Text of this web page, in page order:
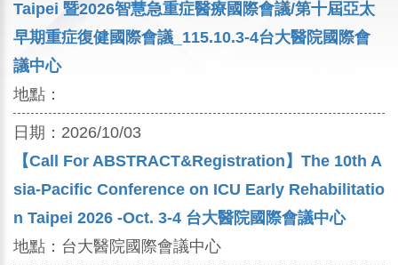
Taipei 暨2026智慧急重症醫療國際會議/第十屆亞太
早期重症復健國際會議_115.10.3-4台大醫院國際會
議中心
地點：
日期： 2026/10/03
【Call For ABSTRACT&Registration】The 10th A
sia-Pacific Conference on ICU Early Rehabilitatio
n Taipei 2026 -Oct. 3-4 台大醫院國際會議中心
地點： 台大醫院國際會議中心